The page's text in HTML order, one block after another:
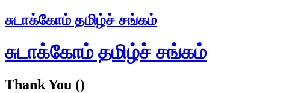
Skip
to
சுடாக்கோம் தமிழ்ச் சங்கம்
சுடாக்கோம் தமிழ்ச் சங்கம்
Thank You ()